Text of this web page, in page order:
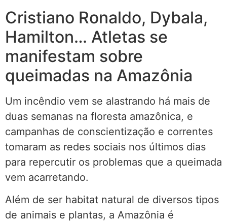
Cristiano Ronaldo, Dybala,
Hamilton… Atletas se
manifestam sobre
queimadas na Amazônia
Um incêndio vem se alastrando há mais de
duas semanas na floresta amazônica, e
campanhas de conscientização e correntes
tomaram as redes sociais nos últimos dias
para repercutir os problemas que a queimada
vem acarretando.
Além de ser habitat natural de diversos tipos
de animais e plantas, a Amazônia é